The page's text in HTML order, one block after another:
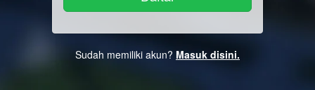
Sudah memiliki akun? Masuk disini.